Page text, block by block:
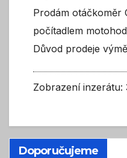
Prodám otáčkoměr
počítadlem
Důvod prodeje
Zobrazení inzerátu:
Doporučujeme